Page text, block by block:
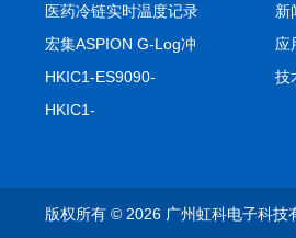
医药冷链实时温度记录
仪TIVE Solo 5G
宏集ASPION G-Log冲
击记录仪
HKIC1-ES9090-
setA100/1000base-T1
HKIC1-
析仪
新
应
技
版权所有 © 2026 广州虹科电子科技